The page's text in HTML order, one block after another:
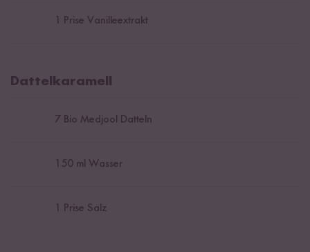
1 Prise Vanilleextrakt
Dattelkaramell
7 Bio Medjool Datteln
150 ml Wasser
1 Prise Salz